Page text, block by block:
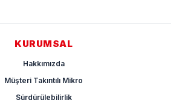
KURUMSAL
Hakkımızda
Müşteri Takıntılı Mikro
Sürdürülebilirlik